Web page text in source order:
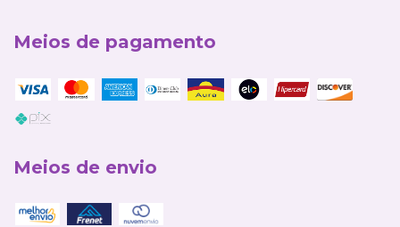
Meios de pagamento
Meios de envio